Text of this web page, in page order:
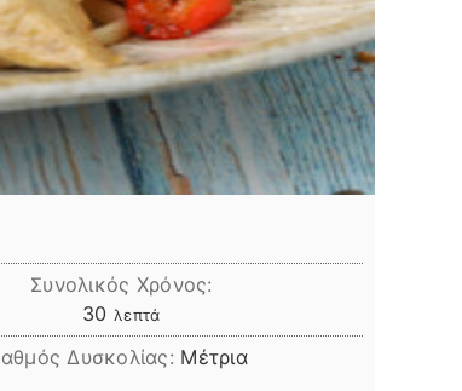
Συνολικός Χρόνος:
30 λεπτά
λεπτά
Δυσκολίας: Μέτρια